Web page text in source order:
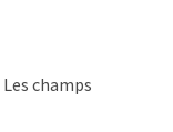
Les champs